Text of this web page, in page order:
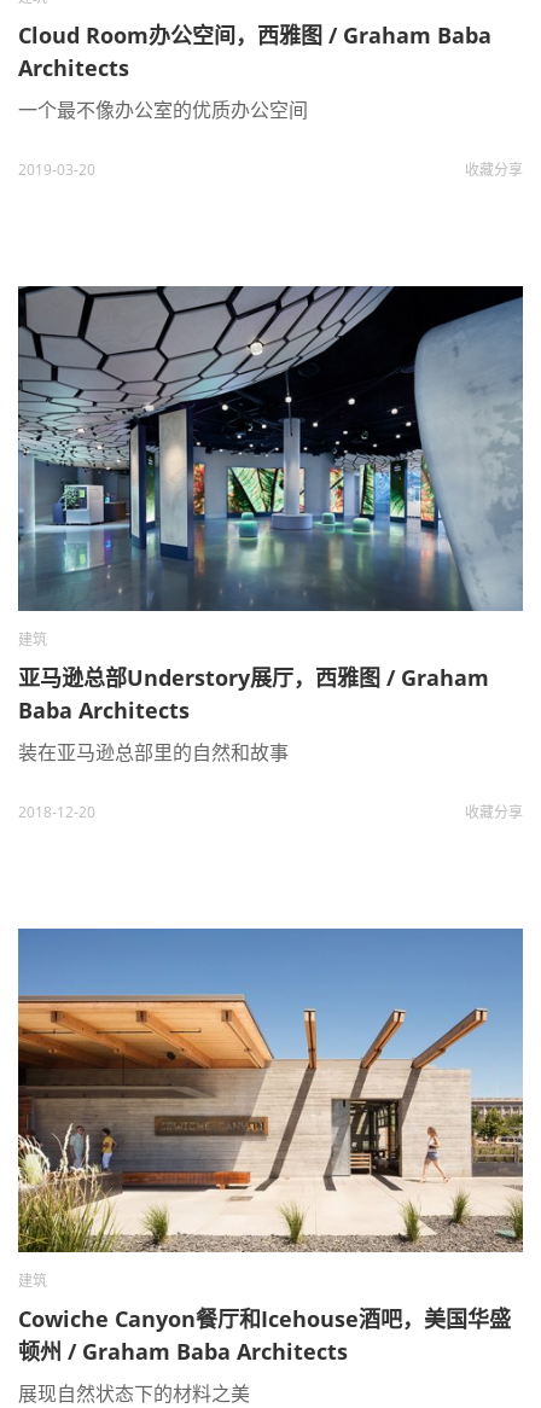
Cloud Room办公空间，西雅图 / Graham Baba
Architects
一个最不像办公室的优质办公空间
2019-03-20 收藏分享
建筑
亚马逊总部Understory展厅，西雅图 / Graham
Baba Architects
装在亚马逊总部里的自然和故事
2018-12-20 收藏分享
建筑
Cowiche Canyon餐厅和Icehouse酒吧，美国华盛
顿州 / Graham Baba Architects
展现自然状态下的材料之美